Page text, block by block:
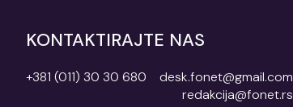
KONTAKTIRAJTE NAS
+381 (011) 30 30 680
desk.fonet@gmail.com
redakcija@fonet.rs